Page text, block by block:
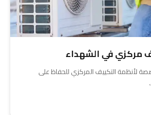
مركزي في الشهداء
لأنظمة التكييف المركزي للحفاظ على